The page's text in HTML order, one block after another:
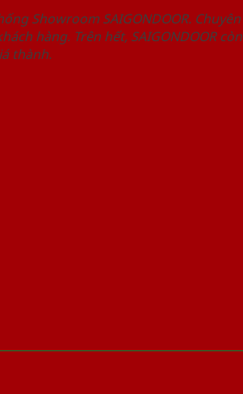
Showroom SAIGONDOOR. Chuyên
hàng. Trên hết, SAIGONDOOR còn
thành.